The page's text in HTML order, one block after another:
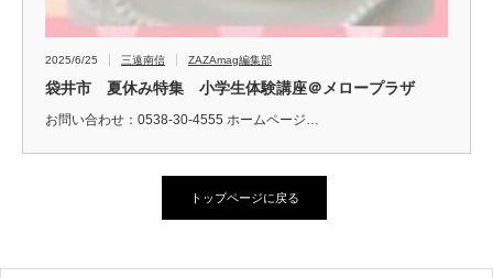
2025/6/25 三遠南信 ZAZAmag編集部
袋井市 夏休み特集 小学生体験講座＠メロープラザ
お問い合わせ：0538-30-4555 ホームページ…
トップページに戻る